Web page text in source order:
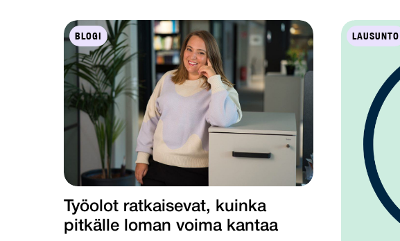
BLOGI
Työolot ratkaisevat, kuinka
pitkälle loman voima kantaa
LAUSUNTO